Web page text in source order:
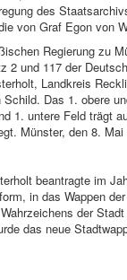
des
von Graf Egon von
Regierung zu
2 und 117 der
Landkreis
Das 1. obere
1. untere Feld trägt
Münster, den 8.
beantragte im
in das Wappen
der
das neue